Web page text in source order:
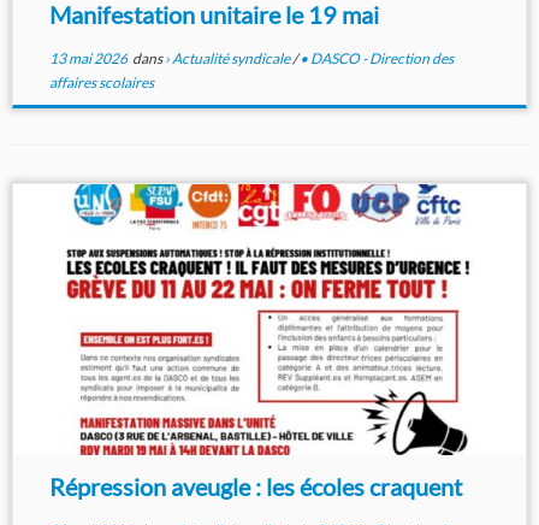
Manifestation unitaire le 19 mai
13 mai 2026dans› Actualité syndicale/• DASCO - Direction des
affaires scolaires
Répression aveugle : les écoles craquent